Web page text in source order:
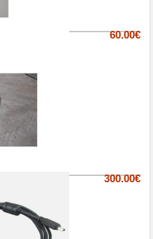
60.00€
300.00€